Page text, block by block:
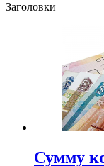
Заголовки
Сумму